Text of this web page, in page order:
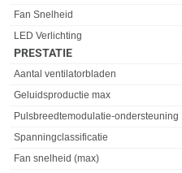
Fan Snelheid
LED Verlichting
PRESTATIE
Eigenschap Waarde
Aantal ventilatorbladen
Geluidsproductie max
Pulsbreedtemodulatie-ondersteuning
Spanningclassificatie
Fan snelheid (max)